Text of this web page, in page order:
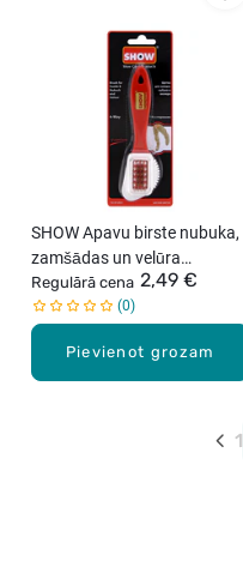
Pievienot grozam
SHOW Apavu birste nubuka,
zamšādas un velūra
kopšanai
Regulārā cena 2,49 €
0
1